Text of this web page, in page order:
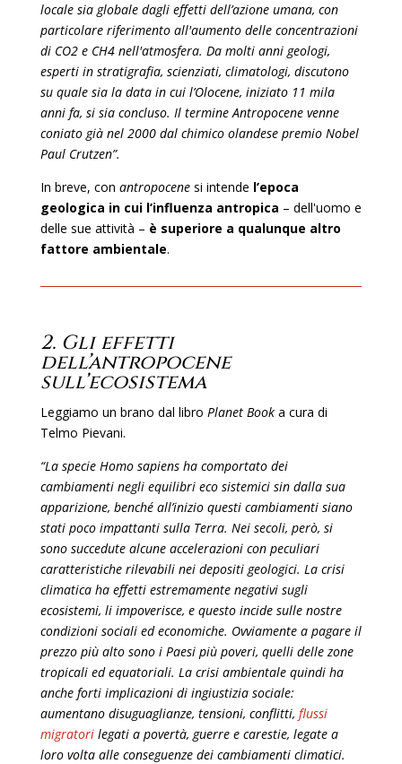
locale sia globale dagli effetti dell’azione umana, con
particolare riferimento all'aumento delle concentrazioni
di CO2 e CH4 nell'atmosfera. Da molti anni geologi,
esperti in stratigrafia, scienziati, climatologi, discutono
su quale sia la data in cui l’Olocene, iniziato 11 mila
anni fa, si sia concluso. Il termine Antropocene venne
coniato già nel 2000 dal chimico olandese premio Nobel
Paul Crutzen”.
In breve, con antropocenesi intende l’epoca
geologica in cui l’influenza antropica – dell'uomo e
delle sue attività – è superiore a qualunque altro
fattore ambientale.
2. Gli effetti
dell’antropocene
sull’ecosistema
Leggiamo un brano dal libro Planet Booka cura di
Telmo Pievani.
“La specie Homo sapiens ha comportato dei
cambiamenti negli equilibri eco sistemici sin dalla sua
apparizione, benché all’inizio questi cambiamenti siano
stati poco impattanti sulla Terra. Nei secoli, però, si
sono succedute alcune accelerazioni con peculiari
caratteristiche rilevabili nei depositi geologici. La crisi
climatica ha effetti estremamente negativi sugli
ecosistemi, li impoverisce, e questo incide sulle nostre
condizioni sociali ed economiche. Ovviamente a pagare il
prezzo più alto sono i Paesi più poveri, quelli delle zone
tropicali ed equatoriali. La crisi ambientale quindi ha
anche forti implicazioni di ingiustizia sociale:
aumentano disuguaglianze, tensioni, conflitti, flussi
migratorilegati a povertà, guerre e carestie, legate a
loro volta alle conseguenze dei cambiamenti climatici.